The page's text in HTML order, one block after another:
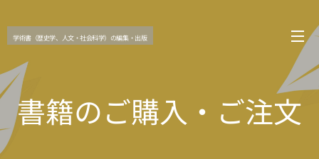
学術書（歴史学、人文・社会科学）の編集・出版
書籍のご購入・ご注文